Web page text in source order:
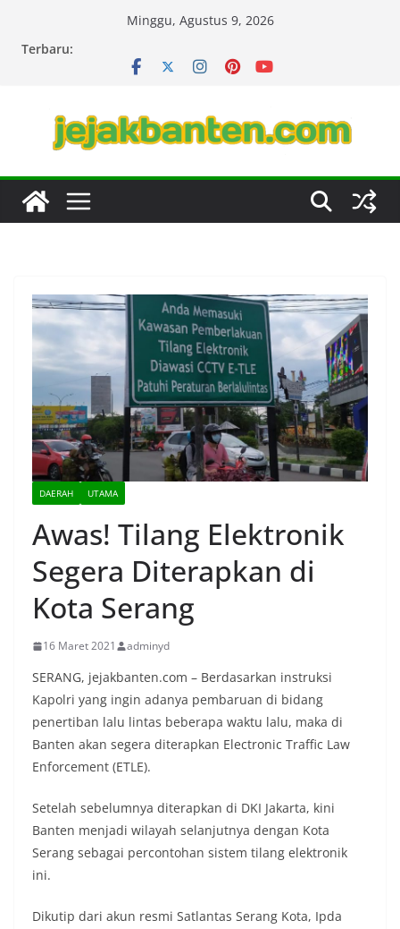
Minggu, Agustus 9, 2026
Terbaru:
DAERAH UTAMA
Awas! Tilang Elektronik
Segera Diterapkan di
Kota Serang
16 Maret 2021 adminyd
SERANG, jejakbanten.com – Berdasarkan instruksi
Kapolri yang ingin adanya pembaruan di bidang
penertiban lalu lintas beberapa waktu lalu, maka di
Banten akan segera diterapkan Electronic Traffic Law
Enforcement (ETLE).
Setelah sebelumnya diterapkan di DKI Jakarta, kini
Banten menjadi wilayah selanjutnya dengan Kota
Serang sebagai percontohan sistem tilang elektronik
ini.
Dikutip dari akun resmi Satlantas Serang Kota, Ipda